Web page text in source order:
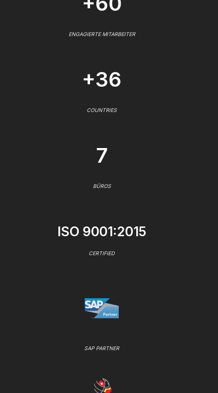
ENGAGIERTE MITARBEITER
+36
COUNTRIES
7
BÜROS
ISO 9001:2015
CERTIFIED
SAP PARTNER